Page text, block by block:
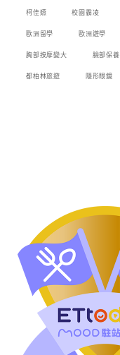
柯佳嬿 校園霸凌
歐洲留學 歐洲遊學
胸部按摩變大 臉部保養
都柏林旅遊 隱形眼鏡